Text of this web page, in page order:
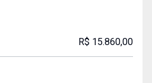
R$ 15.860,00